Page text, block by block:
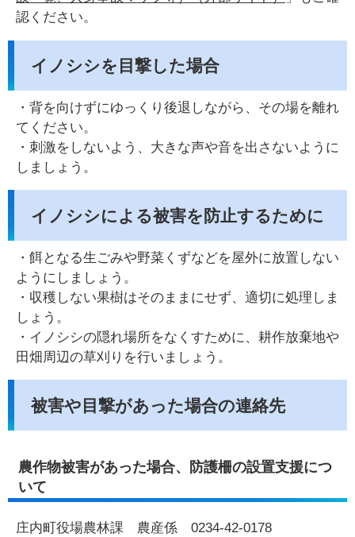
認ください。
イノシシを目撃した場合
・背を向けずにゆっくり後退しながら、その場を離れ
てください。
・刺激をしないよう、大きな声や音を出さないように
しましょう。
イノシシによる被害を防止するために
・餌となる生ごみや野菜くずなどを屋外に放置しない
ようにしましょう。
・収穫しない果樹はそのままにせず、適切に処理しま
しょう。
・イノシシの隠れ場所をなくすために、耕作放棄地や
田畑周辺の草刈りを行いましょう。
被害や目撃があった場合の連絡先
農作物被害があった場合、防護柵の設置支援につ
いて
庄内町役場農林課 農産係 0234-42-0178